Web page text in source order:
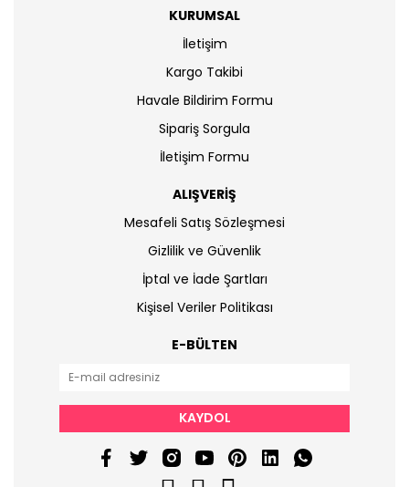
KURUMSAL
İletişim
Kargo Takibi
Havale Bildirim Formu
Sipariş Sorgula
İletişim Formu
ALIŞVERİŞ
Mesafeli Satış Sözleşmesi
Gizlilik ve Güvenlik
İptal ve İade Şartları
Kişisel Veriler Politikası
E-BÜLTEN
KAYDOL